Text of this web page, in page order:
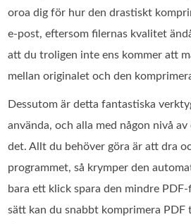
oroa dig för hur den drastiskt
e‑post, eftersom filernas kvalitet
att du troligen inte ens kommer att
mellan originalet och den
Dessutom är detta fantastiska
använda, och alla med någon nivå
det. Allt du behöver göra är att dra
programmet, så krymper den
bara ett klick spara den mindre
sätt kan du snabbt komprimera